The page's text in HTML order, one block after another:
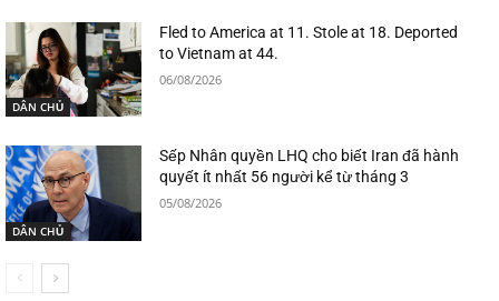
DÂN CHỦ
Fled to America at 11. Stole at 18. Deported
to Vietnam at 44.
06/08/2026
DÂN CHỦ
Sếp Nhân quyền LHQ cho biết Iran đã hành
quyết ít nhất 56 người kể từ tháng 3
05/08/2026